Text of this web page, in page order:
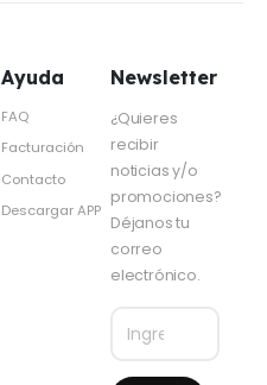
Ayuda
FAQ
Facturación
Contacto
Descargar APP
Newsletter
¿Quieres
recibir
noticias y/o
promociones?
Déjanos tu
correo
electrónico.